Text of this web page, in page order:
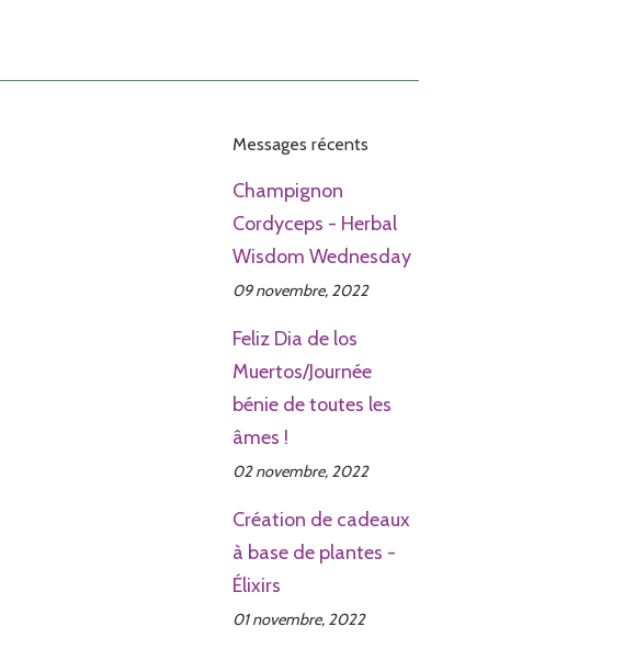
Messages récents
Champignon
Cordyceps - Herbal
Wisdom Wednesday
09 novembre, 2022
Feliz Dia de los
Muertos/Journée
bénie de toutes les
âmes !
02 novembre, 2022
Création de cadeaux
à base de plantes -
Élixirs
01 novembre, 2022